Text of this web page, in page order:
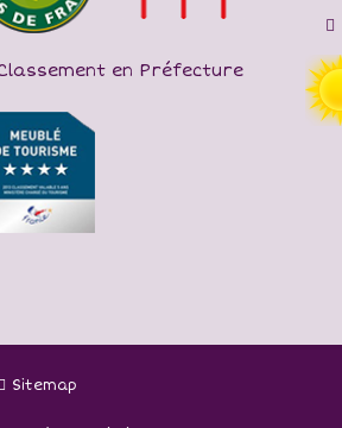
en Préfecture
Sitemap